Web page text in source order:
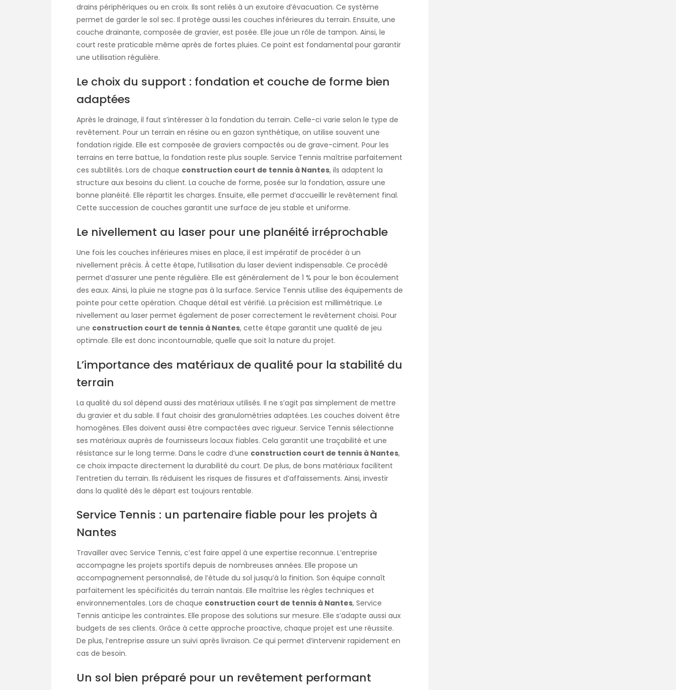
drains périphériques ou en croix. Ils sont reliés à un exutoire d’évacuation. Ce système
permet de garder le sol sec. Il protège aussi les couches inférieures du terrain. Ensuite, une
couche drainante, composée de gravier, est posée. Elle joue un rôle de tampon. Ainsi, le
court reste praticable même après de fortes pluies. Ce point est fondamental pour garantir
une utilisation régulière.
Le choix du support : fondation et couche de forme bien
adaptées
Après le drainage, il faut s’intéresser à la fondation du terrain. Celle-ci varie selon le type de
revêtement. Pour un terrain en résine ou en gazon synthétique, on utilise souvent une
fondation rigide. Elle est composée de graviers compactés ou de grave-ciment. Pour les
terrains en terre battue, la fondation reste plus souple. Service Tennis maîtrise parfaitement
ces subtilités. Lors de chaque construction court de tennis à Nantes, ils adaptent la
structure aux besoins du client. La couche de forme, posée sur la fondation, assure une
bonne planéité. Elle répartit les charges. Ensuite, elle permet d’accueillir le revêtement final.
Cette succession de couches garantit une surface de jeu stable et uniforme.
Le nivellement au laser pour une planéité irréprochable
Une fois les couches inférieures mises en place, il est impératif de procéder à un
nivellement précis. À cette étape, l’utilisation du laser devient indispensable. Ce procédé
permet d’assurer une pente régulière. Elle est généralement de 1 % pour le bon écoulement
des eaux. Ainsi, la pluie ne stagne pas à la surface. Service Tennis utilise des équipements de
pointe pour cette opération. Chaque détail est vérifié. La précision est millimétrique. Le
nivellement au laser permet également de poser correctement le revêtement choisi. Pour
une construction court de tennis à Nantes, cette étape garantit une qualité de jeu
optimale. Elle est donc incontournable, quelle que soit la nature du projet.
L’importance des matériaux de qualité pour la stabilité du
terrain
La qualité du sol dépend aussi des matériaux utilisés. Il ne s’agit pas simplement de mettre
du gravier et du sable. Il faut choisir des granulométries adaptées. Les couches doivent être
homogènes. Elles doivent aussi être compactées avec rigueur. Service Tennis sélectionne
ses matériaux auprès de fournisseurs locaux fiables. Cela garantit une traçabilité et une
résistance sur le long terme. Dans le cadre d’une construction court de tennis à Nantes,
ce choix impacte directement la durabilité du court. De plus, de bons matériaux facilitent
l’entretien du terrain. Ils réduisent les risques de fissures et d’affaissements. Ainsi, investir
dans la qualité dès le départ est toujours rentable.
Service Tennis : un partenaire fiable pour les projets à
Nantes
Travailler avec Service Tennis, c’est faire appel à une expertise reconnue. L’entreprise
accompagne les projets sportifs depuis de nombreuses années. Elle propose un
accompagnement personnalisé, de l’étude du sol jusqu’à la finition. Son équipe connaît
parfaitement les spécificités du terrain nantais. Elle maîtrise les règles techniques et
environnementales. Lors de chaque construction court de tennis à Nantes, Service
Tennis anticipe les contraintes. Elle propose des solutions sur mesure. Elle s’adapte aussi aux
budgets de ses clients. Grâce à cette approche proactive, chaque projet est une réussite.
De plus, l’entreprise assure un suivi après livraison. Ce qui permet d’intervenir rapidement en
cas de besoin.
Un sol bien préparé pour un revêtement performant